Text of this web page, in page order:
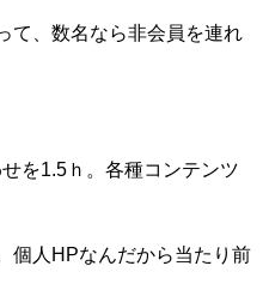
て、数名なら非会員を連れ
を1.5ｈ。各種コンテンツ
個人HPなんだから当たり前